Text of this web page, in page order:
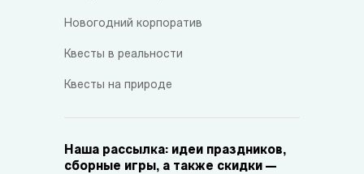
Новогодний корпоратив
Квесты в реальности
Квесты на природе
Наша рассылка: идеи праздников,
сборные игры, а также скидки —